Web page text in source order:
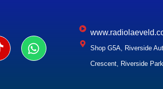
Shop G5A, Riverside
Crescent, Riverside